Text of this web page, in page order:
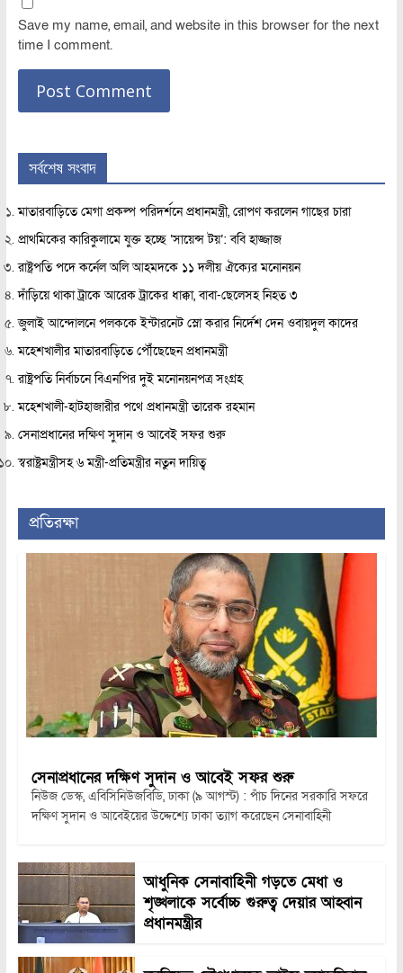
Save my name, email, and website in this browser for the next
time I comment.
সর্বশেষ সংবাদ
মাতারবাড়িতে মেগা প্রকল্প পরিদর্শনে প্রধানমন্ত্রী, রোপণ করলেন গাছের চারা
প্রাথমিকের কারিকুলামে যুক্ত হচ্ছে ‘সায়েন্স টয়’: ববি হাজ্জাজ
রাষ্ট্রপতি পদে কর্নেল অলি আহমদকে ১১ দলীয় ঐক্যের মনোনয়ন
দাঁড়িয়ে থাকা ট্রাকে আরেক ট্রাকের ধাক্কা, বাবা-ছেলেসহ নিহত ৩
জুলাই আন্দোলনে পলককে ইন্টারনেট স্লো করার নির্দেশ দেন ওবায়দুল কাদের
মহেশখালীর মাতারবাড়িতে পৌঁছেছেন প্রধানমন্ত্রী
রাষ্ট্রপতি নির্বাচনে বিএনপির দুই মনোনয়নপত্র সংগ্রহ
মহেশখালী-হাটহাজারীর পথে প্রধানমন্ত্রী তারেক রহমান
সেনাপ্রধানের দক্ষিণ সুদান ও আবেই সফর শুরু
স্বরাষ্ট্রমন্ত্রীসহ ৬ মন্ত্রী-প্রতিমন্ত্রীর নতুন দায়িত্ব
প্রতিরক্ষা
সেনাপ্রধানের দক্ষিণ সুদান ও আবেই সফর শুরু
নিউজ ডেস্ক, এবিসিনিউজবিডি, ঢাকা (৯ আগস্ট) : পাঁচ দিনের সরকারি সফরে
দক্ষিণ সুদান ও আবেইয়ের উদ্দেশ্যে ঢাকা ত্যাগ করেছেন সেনাবাহিনী
আধুনিক সেনাবাহিনী গড়তে মেধা ও
শৃঙ্খলাকে সর্বোচ্চ গুরুত্ব দেয়ার আহ্বান
প্রধানমন্ত্রীর